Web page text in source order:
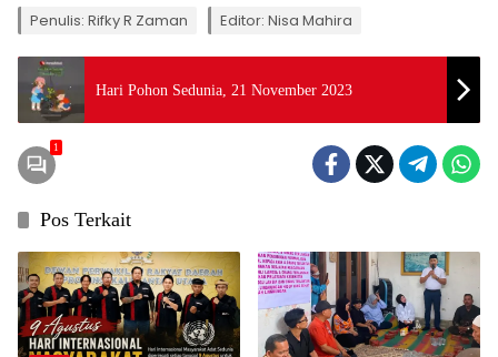
Penulis: Rifky R Zaman Editor: Nisa Mahira
Hari Pohon Sedunia, 21 November 2023
1
Pos Terkait